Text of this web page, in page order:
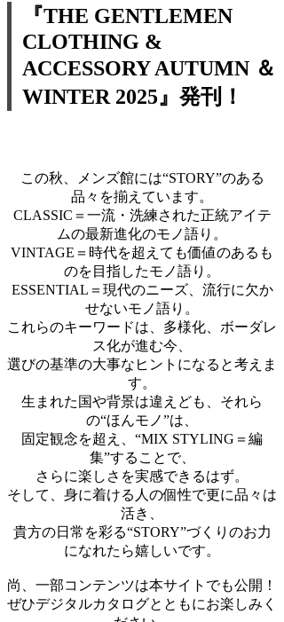
『THE GENTLEMEN
CLOTHING &
ACCESSORY AUTUMN ＆
WINTER 2025』発刊！
この秋、メンズ館には“STORY”のある
品々を揃えています。
CLASSIC＝一流・洗練された正統アイテ
ムの最新進化のモノ語り。
VINTAGE＝時代を超えても価値のあるも
のを目指したモノ語り。
ESSENTIAL＝現代のニーズ、流行に欠か
せないモノ語り。
これらのキーワードは、多様化、ボーダレ
ス化が進む今、
選びの基準の大事なヒントになると考えま
す。
生まれた国や背景は違えども、それら
の“ほんモノ”は、
固定観念を超え、“MIX STYLING＝編
集”することで、
さらに楽しさを実感できるはず。
そして、身に着ける人の個性で更に品々は
活き、
貴方の日常を彩る“STORY”づくりのお力
になれたら嬉しいです。
尚、一部コンテンツは本サイトでも公開！
ぜひデジタルカタログとともにお楽しみく